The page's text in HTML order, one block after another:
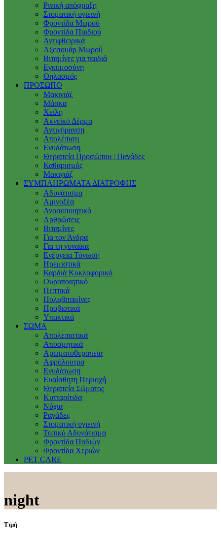
Ρινική απόφραξη
Στοματική υγιεινή
Φροντίδα Μωρού
Φροντίδα Παιδιού
Αντιφθειρικά
Αξεσουάρ Μωρού
Βιταμίνες για παιδιά
Εγκυμοσύνη
Θηλασμός
ΠΡΟΣΩΠΟ
Μακιγιάζ
Μάσκα
Χείλη
Ακνεϊκό Δέρμα
Αντιγήρανση
Απολέπιση
Ενυδάτωση
Θεραπεία Προσώπου | Πανάδες
Καθαρισμός
Μακιγιάζ
ΣΥΜΠΛΗΡΩΜΑΤΑ ΔΙΑΤΡΟΦΗΣ
Αδυνάτισμα
Αμινοξέα
Ανοσοποιητικό
Αρθρώσεις
Βιταμίνες
Για τον Άνδρα
Για τη γυναίκα
Ενέργεια Τόνωση
Ηρεμιστικά
Καρδιά Κυκλοφορικό
Ουροποιητικό
Πεπτικά
Πολυβιταμίνες
Προβιοτικά
Υπακτικά
ΣΩΜΑ
Απολεπιστικά
Αποσμητικά
Αρωματοθεραπεία
Αφρόλουτρα
Ενυδάτωση
Ευαίσθητη Περιοχή
Θεραπεία Σώματος
Κυτταρίτιδα
Νύχια
Ραγάδες
Στοματική υγιεινή
Τοπικό Αδυνάτισμα
Φροντίδα Ποδιών
Φροντίδα Χεριών
PET CARE
night
Τιμή